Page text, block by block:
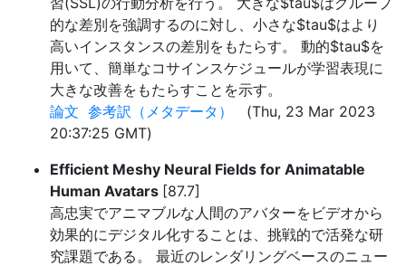
的な差別を強調するのに対し、小さな$tau$はより
高いインスタンスの差別をもたらす。 動的$tau$を
用いて、簡単なコサインスケジュールが学習表現に
大きな改善をもたらすことを示す。
論文 参考訳（メタデータ）
(Thu, 23 Mar 2023
20:37:25 GMT)
Efficient Meshy Neural Fields for Animatable
Human Avatars [87.7]
高忠実でアニマブルな人間のアバターをビデオから
効果的にデジタル化することは、挑戦的で活発な研
究課題である。 最近のレンダリングベースのニュー